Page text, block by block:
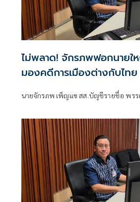
ไม่พลาด! จักรภพฟอกนายใ
มองคดีการเมืองต่างกับไทย
นายจักรภพ เพ็ญแข สส.บัญชีรายชื่อ พร